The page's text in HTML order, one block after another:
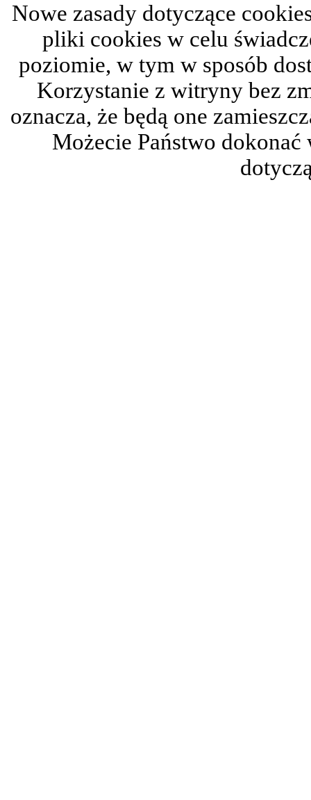
Nowe zasady dotyczące
pliki cookies w celu
poziomie, w tym w sposób
Korzystanie z witryny bez
oznacza, że będą one
Możecie Państwo